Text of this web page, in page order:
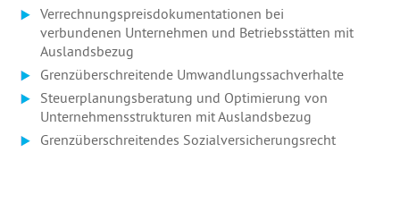
Verrechnungspreisdokumentationen bei
verbundenen Unternehmen und Betriebsstätten mit
Auslandsbezug
Grenzüberschreitende Umwandlungssachverhalte
Steuerplanungsberatung und Optimierung von
Unternehmensstrukturen mit Auslandsbezug
Grenzüberschreitendes Sozialversicherungsrecht